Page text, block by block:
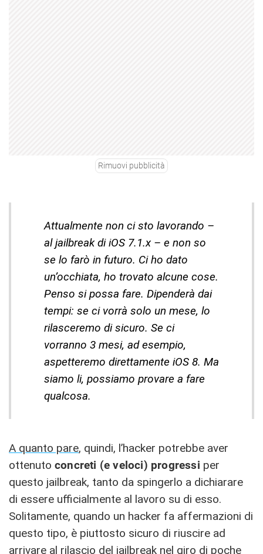
Rimuovi pubblicità
Attualmente non ci sto lavorando –
al jailbreak di iOS 7.1.x – e non so
se lo farò in futuro. Ci ho dato
un’occhiata, ho trovato alcune cose.
Penso si possa fare. Dipenderà dai
tempi: se ci vorrà solo un mese, lo
rilasceremo di sicuro. Se ci
vorranno 3 mesi, ad esempio,
aspetteremo direttamente iOS 8. Ma
siamo li, possiamo provare a fare
qualcosa.
A quanto pare, quindi, l’hacker potrebbe aver
ottenuto concreti (e veloci) progressi per
questo jailbreak, tanto da spingerlo a dichiarare
di essere ufficialmente al lavoro su di esso.
Solitamente, quando un hacker fa affermazioni di
questo tipo, è piuttosto sicuro di riuscire ad
arrivare al rilascio del jailbreak nel giro di poche